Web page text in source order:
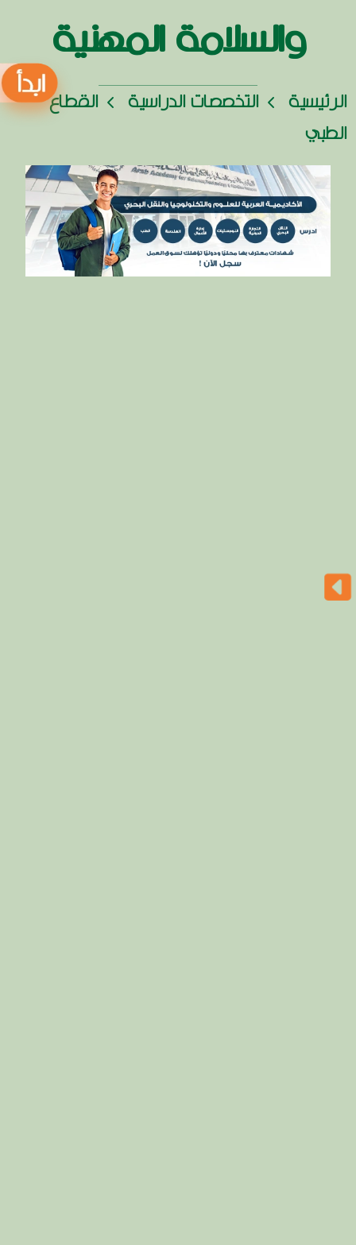
والسلامة المهنية
الرئيسية التخصصات الدراسية
القطاع
الطبي